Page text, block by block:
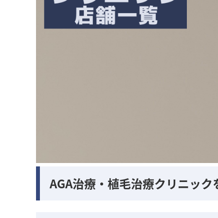
AGA治療・植毛治療クリニック